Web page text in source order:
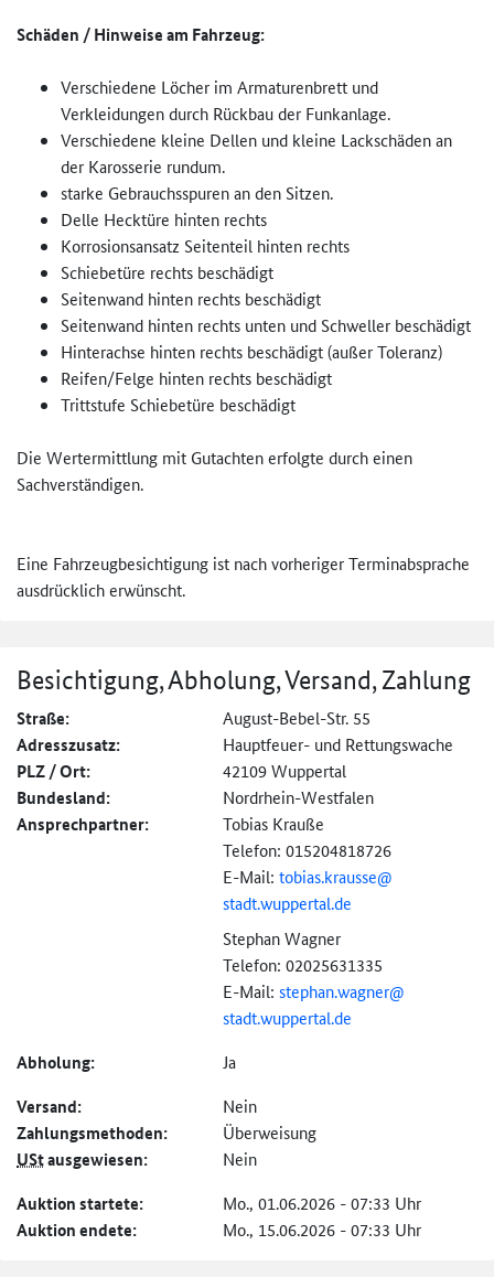
Schäden / Hinweise am Fahrzeug:
Verschiedene Löcher im Armaturenbrett und
Verkleidungen durch Rückbau der Funkanlage.
Verschiedene kleine Dellen und kleine Lackschäden an
der Karosserie rundum.
starke Gebrauchsspuren an den Sitzen.
Delle Hecktüre hinten rechts
Korrosionsansatz Seitenteil hinten rechts
Schiebetüre rechts beschädigt
Seitenwand hinten rechts beschädigt
Seitenwand hinten rechts unten und Schweller beschädigt
Hinterachse hinten rechts beschädigt (außer Toleranz)
Reifen/Felge hinten rechts beschädigt
Trittstufe Schiebetüre beschädigt
Die Wertermittlung mit Gutachten erfolgte durch einen
Sachverständigen.
Eine Fahrzeugbesichtigung ist nach vorheriger Terminabsprache
ausdrücklich erwünscht.
Besichtigung, Abholung, Versand, Zahlung
Straße: August-Bebel-Str. 55
Adresszusatz: Hauptfeuer- und Rettungswache
PLZ / Ort: 42109 Wuppertal
Bundesland: Nordrhein-Westfalen
Ansprechpartner:
Tobias Krauße
Telefon: 015204818726
E-Mail: tobias.krausse@
stadt.wuppertal.de
Stephan Wagner
Telefon: 02025631335
E-Mail: stephan.wagner@
stadt.wuppertal.de
Abholung: Ja
Versand: Nein
Zahlungs­methoden: Überweisung
UStausgewiesen: Nein
Auktion startete: Mo., 01.06.2026 - 07:33 Uhr
Auktion endete: Mo., 15.06.2026 - 07:33 Uhr